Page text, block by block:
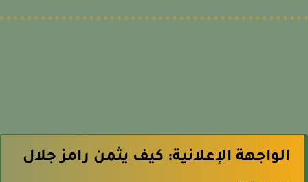
الواجهة الإعلانية: كيف يثمن رامز جلال